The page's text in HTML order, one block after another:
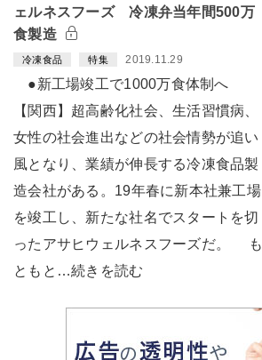
ェルネスフーズ 冷凍弁当年間500万
食製造
冷凍食品 特集 2019.11.29
●新工場竣工で1000万食体制へ
【関西】超高齢化社会、生活習慣病、
女性の社会進出などの社会情勢が追い
風となり、業績が伸長する冷凍食品製
造会社がある。19年春に新本社兼工場
を竣工し、新たな社名でスタートを切
ったアサヒウェルネスフーズだ。 も
ともと…続きを読む